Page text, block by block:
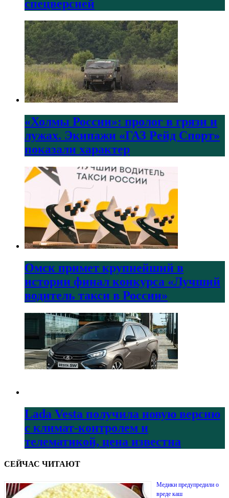
спецверсией
«Холмы России»: пролог в грязи и
лужах. Экипажи «ГАЗ Рейд Спорт»
показали характер
Омск примет крупнейший в
истории финал конкурса «Лучший
водитель такси в России»
Lada Vesta получила новую версию
с климат-контролем и
телематикой, цена известна
СЕЙЧАС ЧИТАЮТ
Медики предупредили о
вреде каш